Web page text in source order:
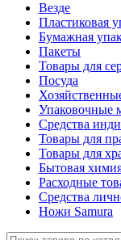
Везде
Пластиковая
Бумажная
Пакеты
Товары для
Посуда
Упаковочные
Средства
Товары для
Товары для
Бытовая
Расходные
Средства
Ножи Samura